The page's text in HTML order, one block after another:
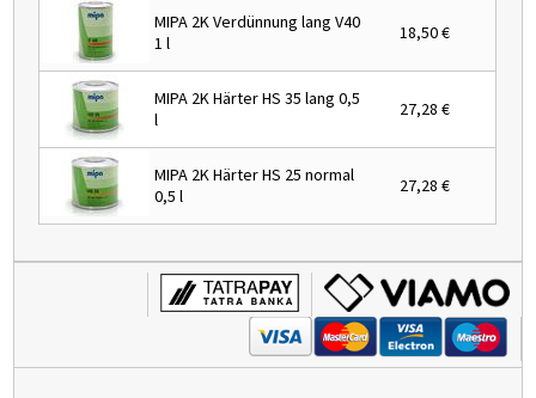
MIPA 2K Verdünnung lang V40
1 l
18,50 €
MIPA 2K Härter HS 35 lang 0,5
l
27,28 €
MIPA 2K Härter HS 25 normal
0,5 l
27,28 €